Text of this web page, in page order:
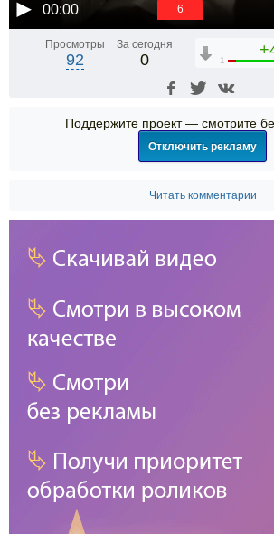
00:00 6
Просмотры
92
За сегодня
0 1
Поддержите проект — смотрите
Отключить рекламу
Читать комментарии